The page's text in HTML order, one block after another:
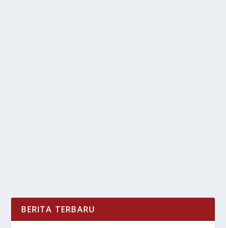
BERITA TERBARU